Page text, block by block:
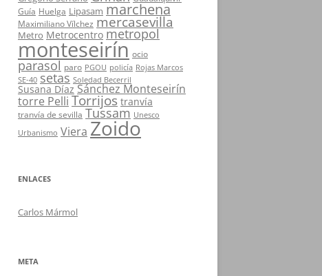
Guía Huelga Lipasam marchena
Maximiliano Vílchez mercasevilla
Metro Metrocentro metropol
monteseirín ocio
parasol paro PGOU policía Rojas Marcos
SE-40 setas Soledad Becerril
Susana Díaz Sánchez Monteseirín
torre Pelli Torrijos tranvía
tranvía de sevilla Tussam Unesco
Urbanismo Viera Zoido
ENLACES
Carlos Mármol
META